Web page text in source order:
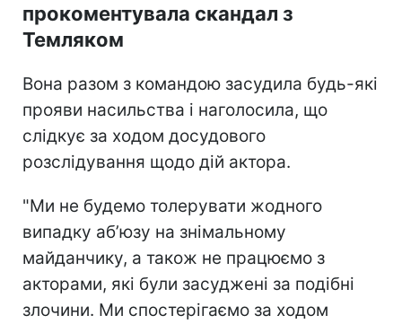
прокоментувала скандал з
Темляком
Вона разом з командою засудила будь-які
прояви насильства і наголосила, що
слідкує за ходом досудового
розслідування щодо дій актора.
"Ми не будемо толерувати жодного
випадку аб’юзу на знімальному
майданчику, а також не працюємо з
акторами, які були засуджені за подібні
злочини. Ми спостерігаємо за ходом